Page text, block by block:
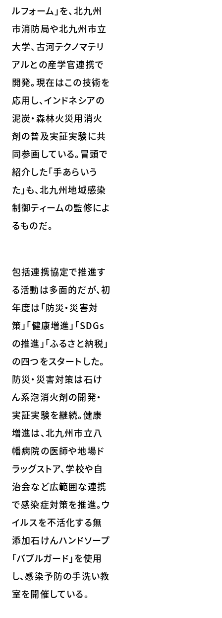
ルフォーム」を、北九州
市消防局や北九州市立
大学、古河テクノマテリ
アルとの産学官連携で
開発。現在はこの技術を
応用し、インドネシアの
泥炭・森林火災用消火
剤の普及実証実験に共
同参画している。冒頭で
紹介した「手あらいう
た」も、北九州地域感染
制御ティームの監修によ
るものだ。
包括連携協定で推進す
る活動は多面的だが、初
年度は「防災・災害対
策」「健康増進」「SDGs
の推進」「ふるさと納税」
の四つをスタートした。
防災・災害対策は石け
ん系泡消火剤の開発・
実証実験を継続。健康
増進は、北九州市立八
幡病院の医師や地場ド
ラッグストア、学校や自
治会など広範囲な連携
で感染症対策を推進。ウ
イルスを不活化する無
添加石けんハンドソープ
「バブルガード」を使用
し、感染予防の手洗い教
室を開催している。